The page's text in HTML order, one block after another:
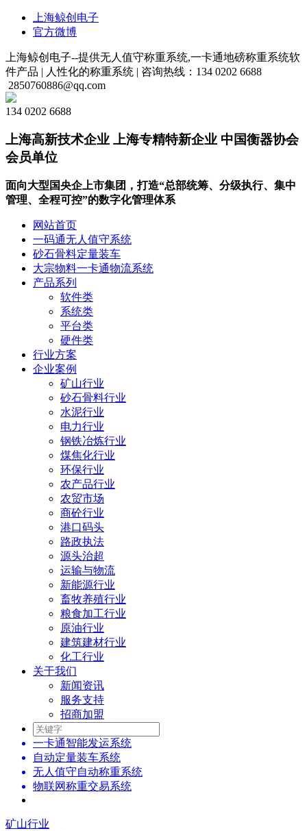
上海鲸创电子
官方微博
上海鲸创电子--提供无人值守称重系统,一卡通地磅称重系统软
件产品 | 人性化的称重系统 | 咨询热线：134 0202 6688
2850760886@qq.com
134 0202 6688
上海高新技术企业 上海专精特新企业 中国衡器协会
会员单位
面向大型国央企上市集团，打造“总部统筹、分级执行、集中
管理、全程可控”的数字化管理体系
网站首页
一码通无人值守系统
砂石骨料定量装车
大宗物料一卡通物流系统
产品系列
软件类
系统类
平台类
硬件类
行业方案
企业案例
矿山行业
砂石骨料行业
水泥行业
电力行业
钢铁冶炼行业
煤焦化行业
环保行业
农产品行业
农贸市场
商砼行业
港口码头
路政执法
源头治超
运输与物流
新能源行业
畜牧养殖行业
粮食加工行业
原油行业
建筑建材行业
化工行业
关于我们
新闻资讯
服务支持
招商加盟
一卡通智能发运系统
自动定量装车系统
无人值守自动称重系统
物联网称重交易系统
矿山行业